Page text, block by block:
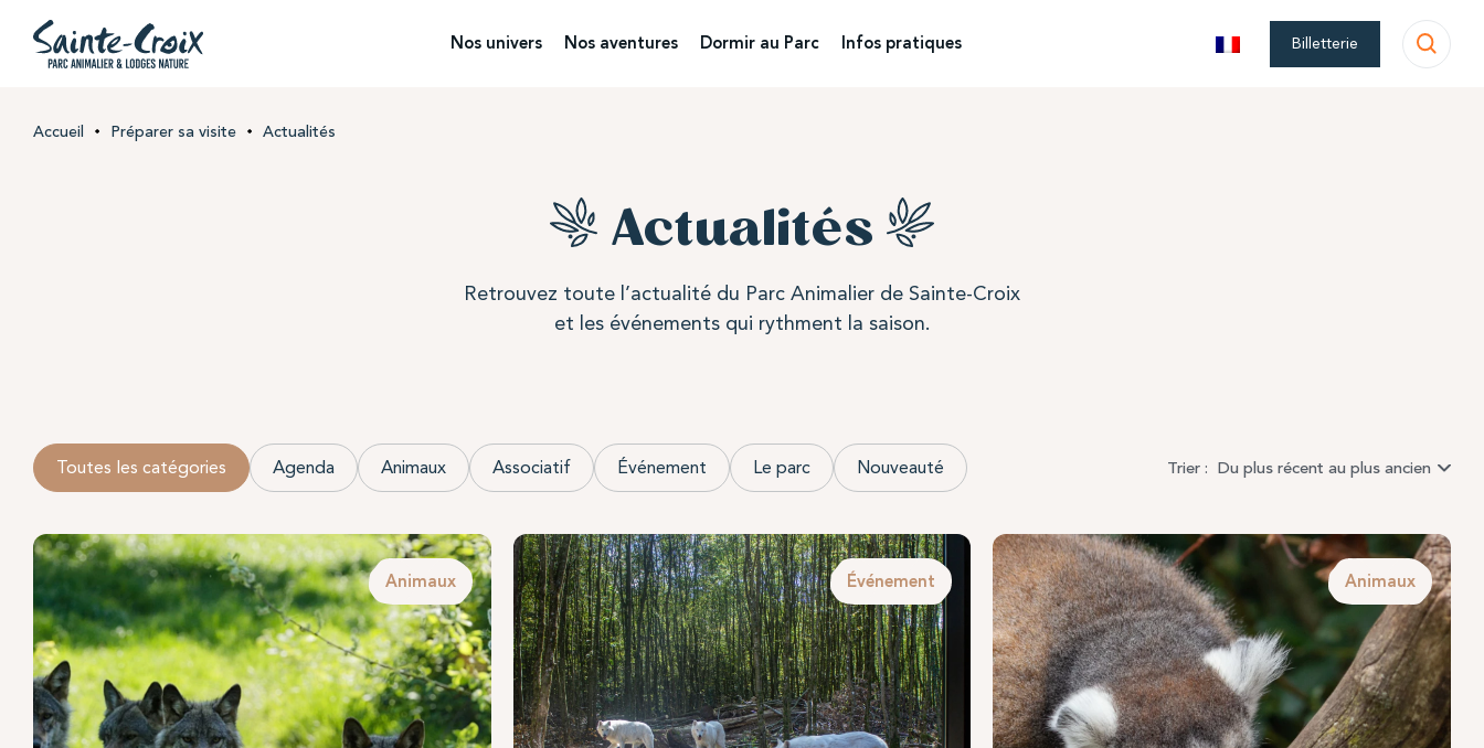
Nos univers Nos aventures Dormir au Parc Infos pratiques Billetterie
Accueil Préparer sa visite Actualités
Actualités
Retrouvez toute l’actualité du Parc Animalier de Sainte-Croix
et les événements qui rythment la saison.
Toutes les catégories Agenda Animaux Associatif Événement Le parc Nouveauté Trier : Du plus récent au plus ancien
Animaux Événement Animaux